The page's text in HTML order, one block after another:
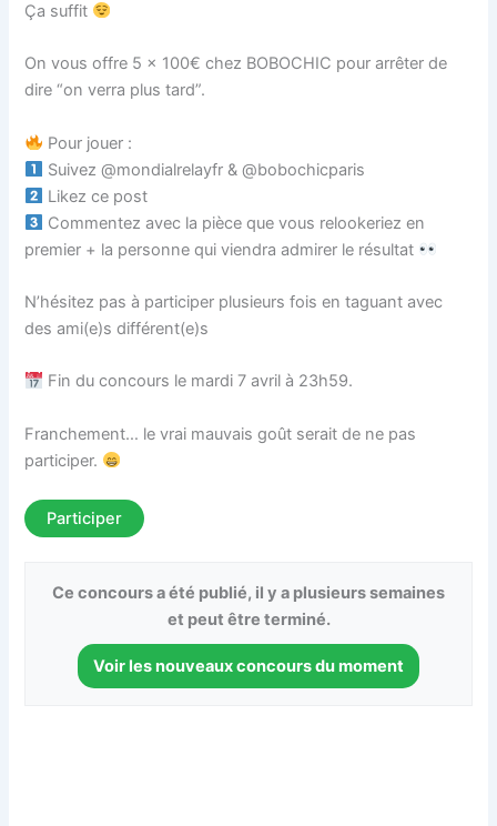
Ça suffit
On vous offre 5 x 100€ chez BOBOCHIC pour arrêter de
dire “on verra plus tard”.
Pour jouer :
Suivez @mondialrelayfr & @bobochicparis
Likez ce post
Commentez avec la pièce que vous relookeriez en
premier + la personne qui viendra admirer le résultat
N’hésitez pas à participer plusieurs fois en taguant avec
des ami(e)s différent(e)s
Fin du concours le mardi 7 avril à 23h59.
Franchement… le vrai mauvais goût serait de ne pas
participer.
Participer
Ce concours a été publié, il y a plusieurs semaines
et peut être terminé.
Voir les nouveaux concours du moment